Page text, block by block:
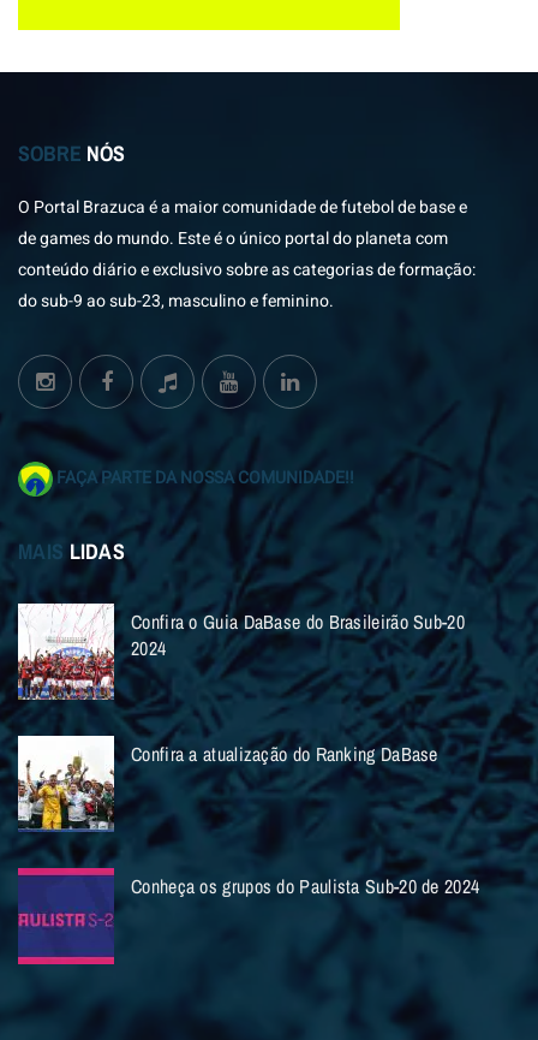
SOBRE NÓS
O Portal Brazuca é a maior comunidade de futebol de base e
de games do mundo. Este é o único portal do planeta com
conteúdo diário e exclusivo sobre as categorias de formação:
do sub-9 ao sub-23, masculino e feminino.
FAÇA PARTE DA NOSSA COMUNIDADE!!
MAIS LIDAS
Confira o Guia DaBase do Brasileirão Sub-20
2024
Confira a atualização do Ranking DaBase
Conheça os grupos do Paulista Sub-20 de 2024